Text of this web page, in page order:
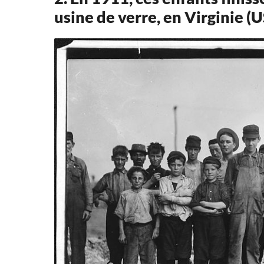
usine de verre, en Virginie